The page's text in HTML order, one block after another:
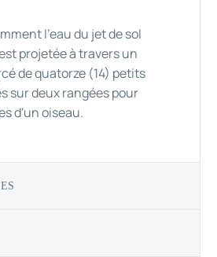
l'eau du jet de sol
projetée à travers un
de quatorze (14) petits
sur deux rangées pour
d'un oiseau.